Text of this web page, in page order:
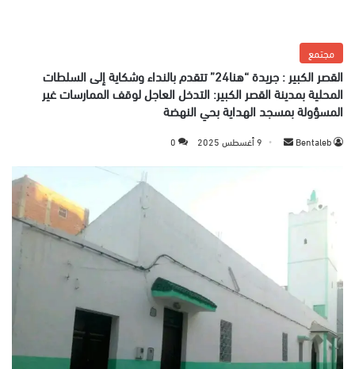
مجتمع
القصر الكبير : جريدة “هنا24” تتقدم بالنداء وشكاية إلى السلطات
المحلية بمدينة القصر الكبير: التدخل العاجل لوقف الممارسات غير
المسؤولة بمسجد الهداية بحي النهضة
Bentaleb
ا
إ
ل
ك
9 أغسطس 2025 0